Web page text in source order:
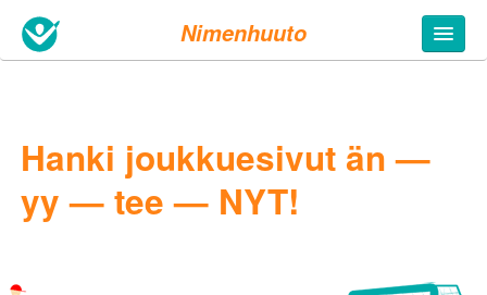
Nimenhuuto
Hanki joukkuesivut än —
yy — tee — NYT!